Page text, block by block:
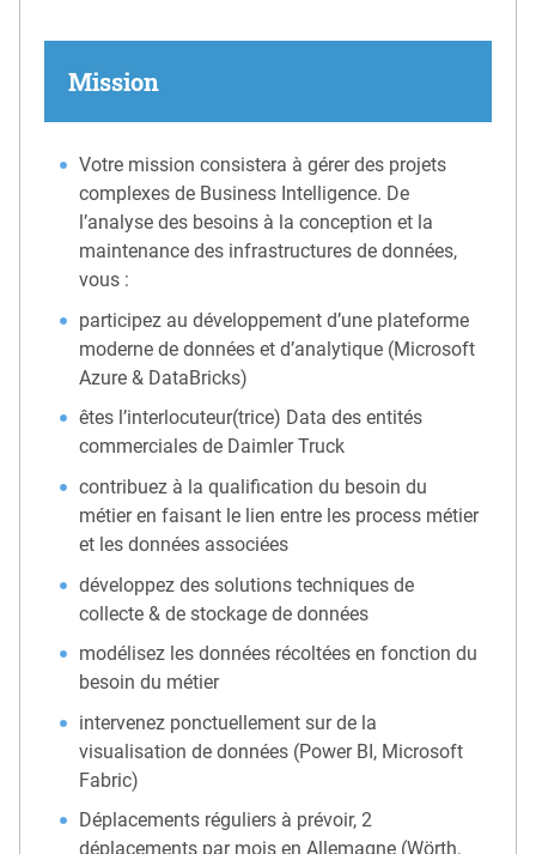
Mission
Votre mission consistera à gérer des projets
complexes de Business Intelligence. De
l’analyse des besoins à la conception et la
maintenance des infrastructures de données,
vous :
participez au développement d’une plateforme
moderne de données et d’analytique (Microsoft
Azure & DataBricks)
êtes l’interlocuteur(trice) Data des entités
commerciales de Daimler Truck
contribuez à la qualification du besoin du
métier en faisant le lien entre les process métier
et les données associées
développez des solutions techniques de
collecte & de stockage de données
modélisez les données récoltées en fonction du
besoin du métier
intervenez ponctuellement sur de la
visualisation de données (Power BI, Microsoft
Fabric)
Déplacements réguliers à prévoir, 2
déplacements par mois en Allemagne (Wörth,